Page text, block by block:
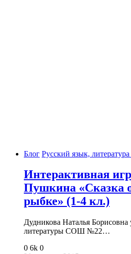
Блог Русский язык,
Интерактивная
Пушкина «Сказка
рыбке» (1-4 кл.)
Дудникова Наталья Борисовна
литературы СОШ №22…
0 6k 0